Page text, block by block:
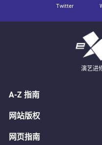
Twitter
演艺进
A-Z 指南
网站版权
网页指南